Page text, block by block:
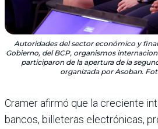
Autoridades del sector económico y
Gobierno, del BCP, organismos
participaron de la apertura de la
organizada por Asoban.
Cramer afirmó que la creciente
bancos, billeteras electrónicas,